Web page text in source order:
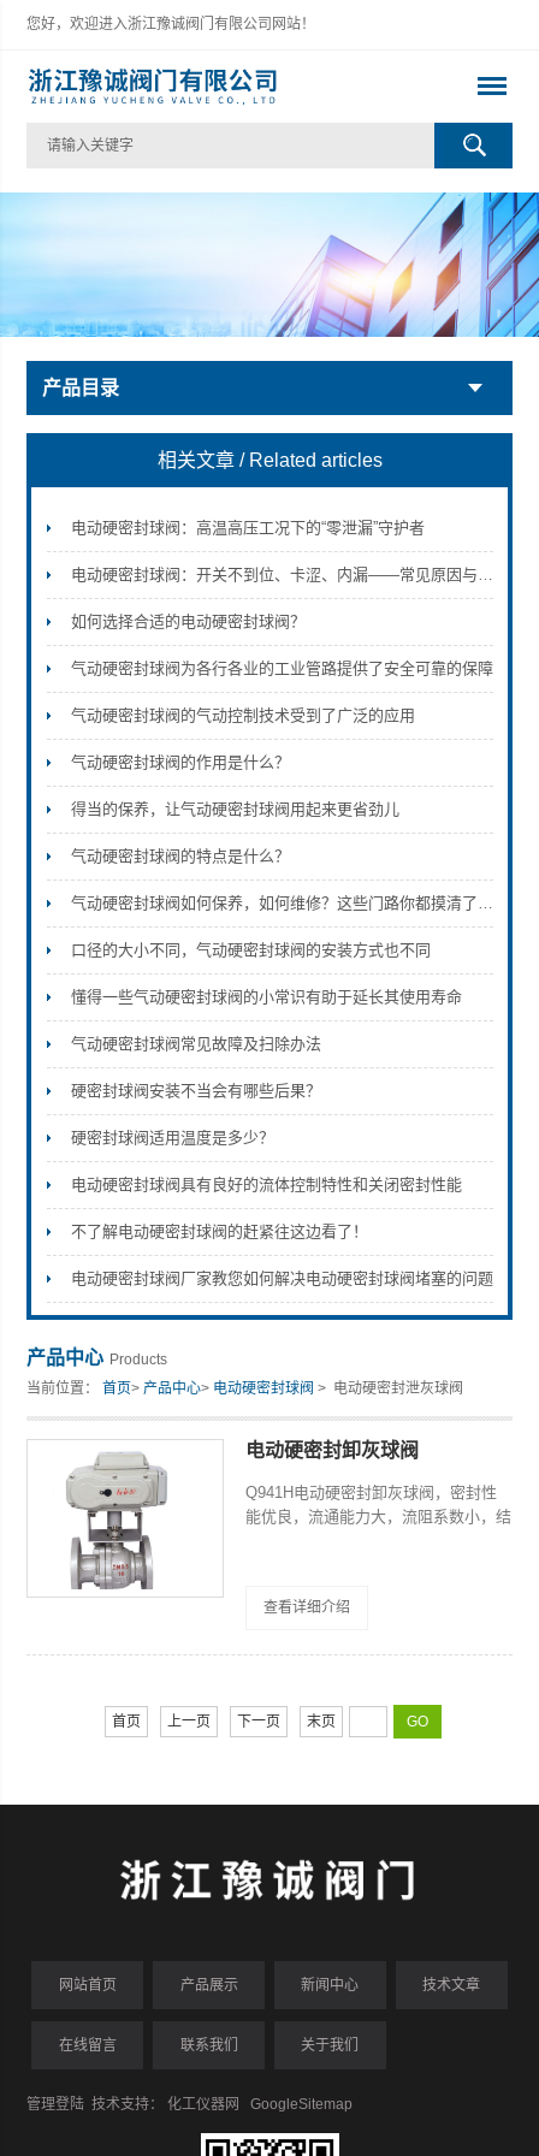
您好，欢迎进入浙江豫诚阀门有限公司网站！
浙江豫诚阀门有限公司
产品目录
相关文章 / Related articles
电动硬密封球阀：高温高压工况下的“零泄漏”守护者
电动硬密封球阀：开关不到位、卡涩、内漏——常见原因与现场处理
如何选择合适的电动硬密封球阀？
气动硬密封球阀为各行各业的工业管路提供了安全可靠的保障
气动硬密封球阀的气动控制技术受到了广泛的应用
气动硬密封球阀的作用是什么？
得当的保养，让气动硬密封球阀用起来更省劲儿
气动硬密封球阀的特点是什么？
气动硬密封球阀如何保养，如何维修？这些门路你都摸清了吗？
口径的大小不同，气动硬密封球阀的安装方式也不同
懂得一些气动硬密封球阀的小常识有助于延长其使用寿命
气动硬密封球阀常见故障及扫除办法
硬密封球阀安装不当会有哪些后果？
硬密封球阀适用温度是多少？
电动硬密封球阀具有良好的流体控制特性和关闭密封性能
不了解电动硬密封球阀的赶紧往这边看了！
电动硬密封球阀厂家教您如何解决电动硬密封球阀堵塞的问题
产品中心 Products
当前位置：首页>产品中心> 电动硬密封球阀 > 电动硬密封泄灰球阀
电动硬密封卸灰球阀
Q941H电动硬密封卸灰球阀，密封性
能优良，流通能力大，流阻系数小，结
于密封要求严格的场合，除控制气体、
含有纤维性杂质的介质，广泛用于石
制冷等工作领域。
查看详细介绍
首页 上一页 下一页 末页
网站首页 产品展示 新闻中心 技术文章
在线留言 联系我们 关于我们
管理登陆 技术支持：化工仪器网 GoogleSitemap